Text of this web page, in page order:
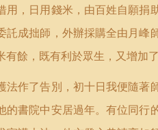
用，日用錢米，由百姓自願
託成拙師，外辦採購全由月
有餘，既有利於眾生，又增加
法作了告別，初十日我便隨
的書院中安居過年。有位同